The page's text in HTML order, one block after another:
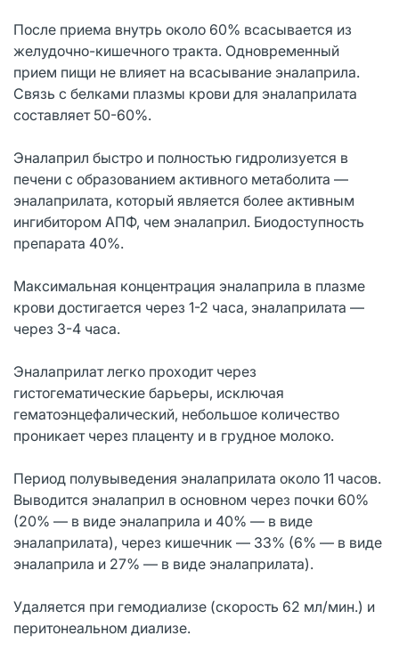
После приема внутрь около 60% всасывается из
желудочно-кишечного тракта. Одновременный
прием пищи не влияет на всасывание эналаприла.
Связь с белками плазмы крови для эналаприлата
составляет 50-60%.
Эналаприл быстро и полностью гидролизуется в
печени с образованием активного метаболита —
эналаприлата, который является более активным
ингибитором АПФ, чем эналаприл. Биодоступность
препарата 40%.
Максимальная концентрация эналаприла в плазме
крови достигается через 1-2 часа, эналаприлата —
через 3-4 часа.
Эналаприлат легко проходит через
гистогематические барьеры, исключая
гематоэнцефалический, небольшое количество
проникает через плаценту и в грудное молоко.
Период полувыведения эналаприлата около 11 часов.
Выводится эналаприл в основном через почки 60%
(20% — в виде эналаприла и 40% — в виде
эналаприлата), через кишечник — 33% (6% — в виде
эналаприла и 27% — в виде эналаприлата).
Удаляется при гемодиализе (скорость 62 мл/мин.) и
перитонеальном диализе.